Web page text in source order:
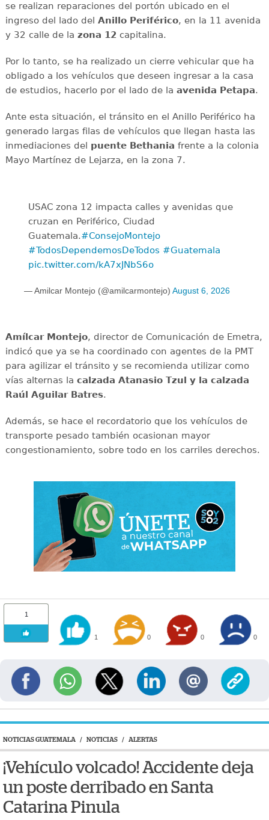
se realizan reparaciones del portón ubicado en el
ingreso del lado del Anillo Periférico, en la 11 avenida
y 32 calle de la zona 12capitalina.
Por lo tanto, se ha realizado un cierre vehicular que ha
obligado a los vehículos que deseen ingresar a la casa
de estudios, hacerlo por el lado de la avenida Petapa.
Ante esta situación, el tránsito en el Anillo Periférico ha
generado largas filas de vehículos que llegan hasta las
inmediaciones del puente Bethania frente a la colonia
Mayo Martínez de Lejarza, en la zona 7.
USAC zona 12 impacta calles y avenidas que
cruzan en Periférico, Ciudad
Guatemala.#ConsejoMontejo
#TodosDependemosDeTodos #Guatemala
pic.twitter.com/kA7xJNbS6o
— Amilcar Montejo (@amilcarmontejo) August 6, 2026
Amílcar Montejo, director de Comunicación de Emetra,
indicó que ya se ha coordinado con agentes de la PMT
para agilizar el tránsito y se recomienda utilizar como
vías alternas la calzada Atanasio Tzul y la calzada
Raúl Aguilar Batres.
Además, se hace el recordatorio que los vehículos de
transporte pesado también ocasionan mayor
congestionamiento, sobre todo en los carriles derechos.
1
1 0 0 0
NOTICIAS GUATEMALA / NOTICIAS / ALERTAS
¡Vehículo volcado! Accidente deja
un poste derribado en Santa
Catarina Pinula